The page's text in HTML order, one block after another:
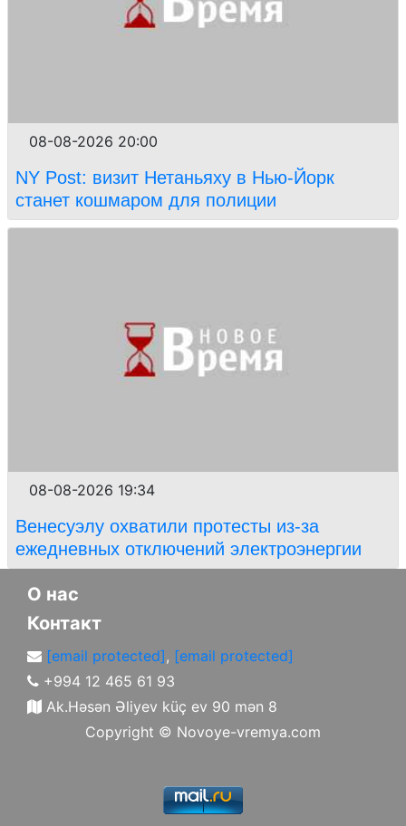
08-08-2026 20:00
NY Post: визит Нетаньяху в Нью-Йорк
станет кошмаром для полиции
08-08-2026 19:34
Венесуэлу охватили протесты из-за
ежедневных отключений электроэнергии
О нас
Контакт
[email protected], [email protected]
+994 12 465 61 93
Ak.Həsən Əliyev küç ev 90 mən 8
Copyright © Novoye-vremya.com